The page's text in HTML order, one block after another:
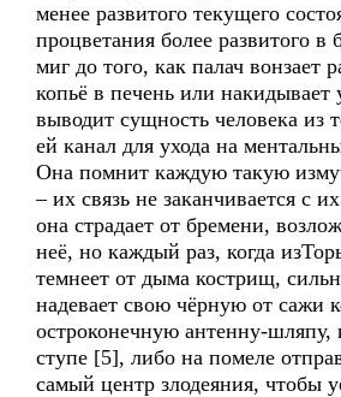
менее развитого текущего
процветания более развитого в
миг до того, как палач вонзает
копьё в печень или накидывает
выводит сущность человека из
ей канал для ухода на
Она помнит каждую такую
– их связь не заканчивается с
она страдает от бремени,
неё, но каждый раз, когда
темнеет от дыма кострищ,
надевает свою чёрную от сажи
остроконечную антенну-шляпу,
ступе [5], либо на помеле
самый центр злодеяния, чтобы